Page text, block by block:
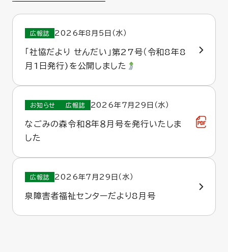
広報誌 2026年8月5日（水）
「社協だより せんだい」第27号（令和8年8
月1日発行)を公開しました
お知らせ 広報誌 2026年7月29日（水）
なごみの森令和８年８月号を発行いたしま
した
広報誌 2026年7月29日（水）
泉障害者福祉センターだより8月号